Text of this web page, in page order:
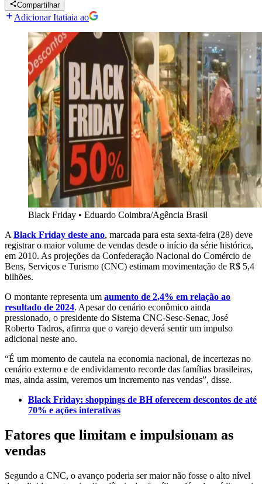
Compartilhar
Adicionar Itatiaia ao
Black Friday • Eduardo Coimbra/Agência Brasil
A Black Friday deste ano, marcada para esta sexta-feira (28) deve
registrar o maior volume de vendas desde o início da série histórica,
em 2010. As projeções da Confederação Nacional do Comércio de
Bens, Serviços e Turismo (CNC) estimam movimentação de R$ 5,4
bilhões.
O montante representa um aumento de 2,4% em relação ao
resultado de 2024. Apesar do cenário econômico ainda
pressionado, o presidente do Sistema CNC-Sesc-Senac, José
Roberto Tadros, afirma que o varejo deverá sentir um impulso
adicional neste ano.
“É um momento de cautela na economia nacional, de incertezas no
cenário externo e de endividamento recorde das famílias brasileiras,
mas, ainda assim, veremos um incremento nas vendas”, disse.
Black Friday: shoppings de BH oferecem descontos de até
70% e ações interativas
Fatores que limitam e impulsionam as
vendas
Segundo a CNC, o avanço poderia ser maior não fosse o alto nível